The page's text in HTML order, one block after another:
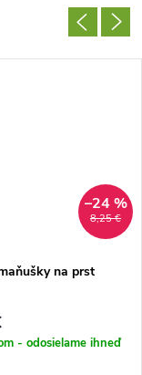
8,25 €
–24 %
na prst
- odosielame ihneď